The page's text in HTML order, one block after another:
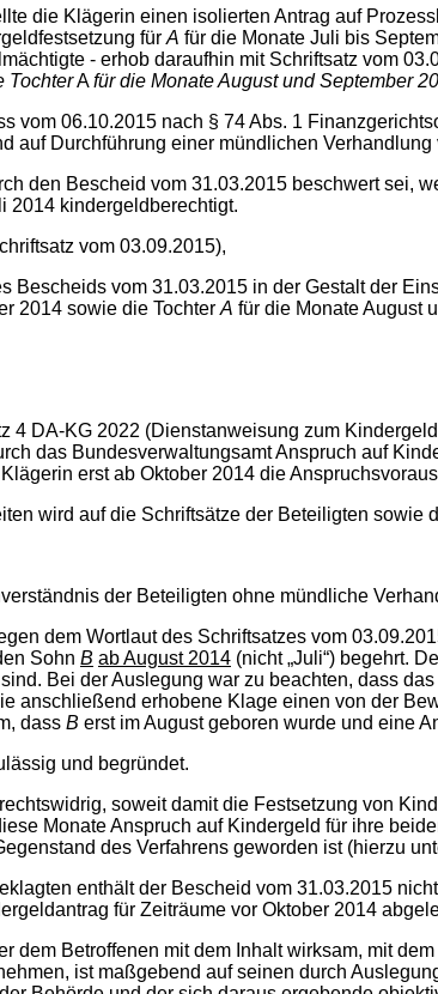
die Klägerin einen isolierten Antrag auf
für A für die Monate Juli bis
- erhob daraufhin mit Schriftsatz vom
TochterAfür die Monate August und September
vom 06.10.2015 nach § 74 Abs. 1
auf Durchführung einer mündlichen Verhandlung
den Bescheid vom 31.03.2015 beschwert sei,
2014 kindergeldberechtigt.
vom 03.09.2015),
Bescheids vom 31.03.2015 in der Gestalt der
2014 sowie die Tochter A für die Monate August
4 DA-KG 2022 (Dienstanweisung zum
das Bundesverwaltungsamt Anspruch auf
erst ab Oktober 2014 die
wird auf die Schriftsätze der Beteiligten sowie
der Beteiligten ohne mündliche
dem Wortlaut des Schriftsatzes vom
Sohn B ab August 2014 (nicht „Juli“) begehrt.
Bei der Auslegung war zu beachten, dass
anschließend erhobene Klage einen von der
dass B erst im August geboren wurde und eine
und begründet.
soweit damit die Festsetzung von
Monate Anspruch auf Kindergeld für ihre
des Verfahrens geworden ist (hierzu
enthält der Bescheid vom 31.03.2015
für Zeiträume vor Oktober 2014
dem Betroffenen mit dem Inhalt wirksam, mit
ist maßgebend auf seinen durch